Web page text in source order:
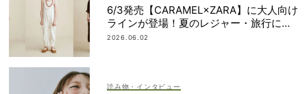
6/3発売【CARAMEL×ZARA】に大人向け
ラインが登場！夏のレジャー・旅行にも
おすすめ
2026.06.02
読み物・インタビュー